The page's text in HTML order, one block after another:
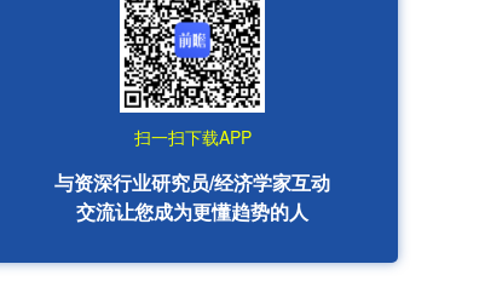
扫一扫下载APP
与资深行业研究员/经济学家互动
交流让您成为更懂趋势的人